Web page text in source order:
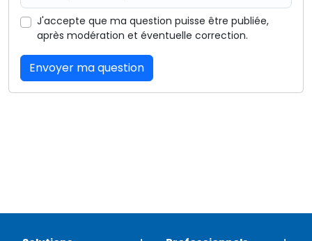
J'accepte que ma question puisse être publiée,
après modération et éventuelle correction.
Envoyer ma question